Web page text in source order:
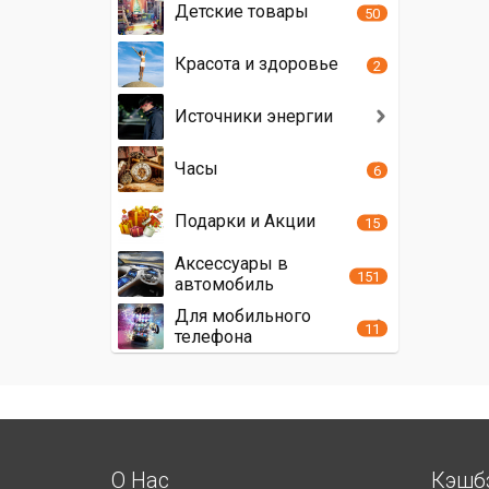
Детские товары 50
Красота и здоровье 2
Источники энергии
Часы 6
Подарки и Акции 15
Аксессуары в
автомобиль
151
Для мобильного
телефона
11
О Нас